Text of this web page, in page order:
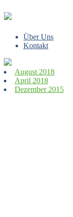
Über Uns
Kontakt
August 2018
April 2018
Dezember 2015